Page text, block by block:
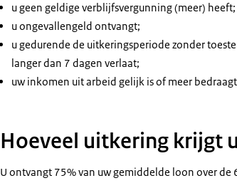
u geen geldige verblijfsvergunning (meer) heeft;
u ongevallengeld ontvangt;
u gedurende de uitkeringsperiode zonder
langer dan 7 dagen verlaat;
uw inkomen uit arbeid gelijk is of meer
Hoeveel uitkering krijgt
U ontvangt 75% van uw gemiddelde loon over